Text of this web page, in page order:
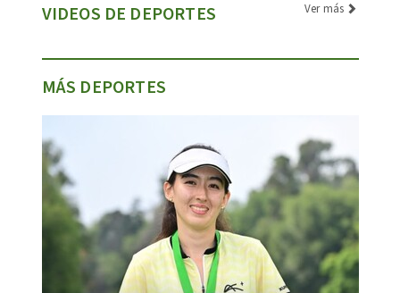
VIDEOS DE DEPORTES Ver más
MÁS DEPORTES